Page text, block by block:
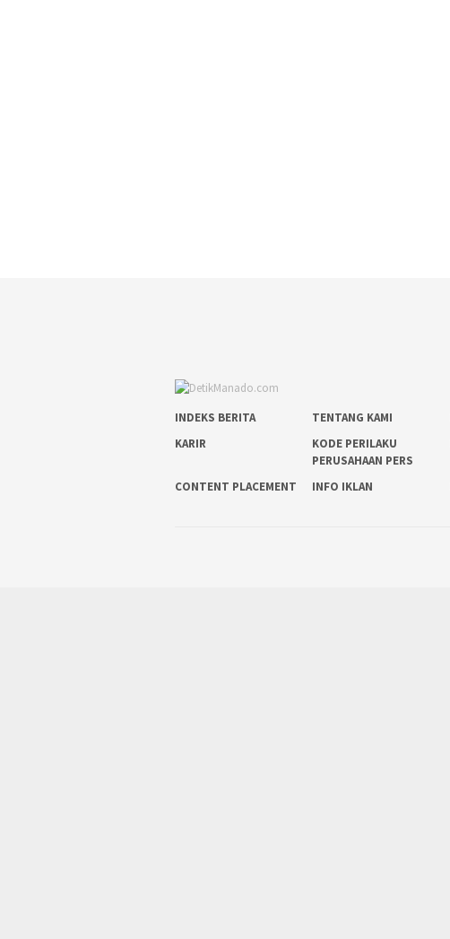
INDEKS BERITA TENTANG KAMI
KARIR
KODE PERILAKU
PERUSAHAAN PERS
CONTENT PLACEMENT INFO IKLAN